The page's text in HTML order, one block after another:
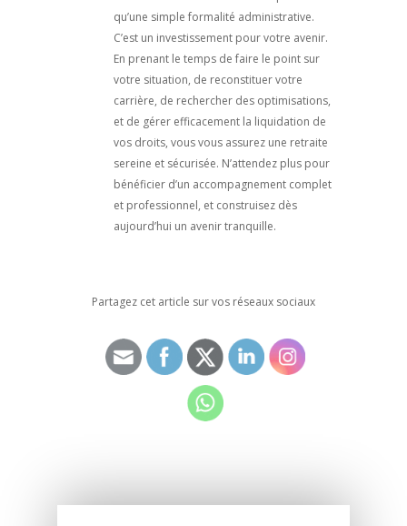
qu’une simple formalité administrative.
C’est un investissement pour votre avenir.
En prenant le temps de faire le point sur
votre situation, de reconstituer votre
carrière, de rechercher des optimisations,
et de gérer efficacement la liquidation de
vos droits, vous vous assurez une retraite
sereine et sécurisée. N’attendez plus pour
bénéficier d’un accompagnement complet
et professionnel, et construisez dès
aujourd’hui un avenir tranquille.
Partagez cet article sur vos réseaux sociaux